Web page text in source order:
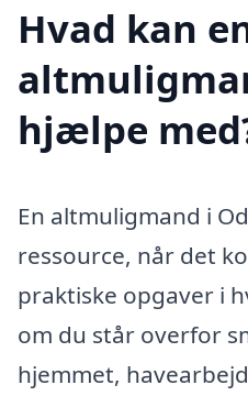
Hvad kan
hjælpe
En altmuligmand i
ressource, når det
praktiske opgaver i
om du står overfor
hjemmet,